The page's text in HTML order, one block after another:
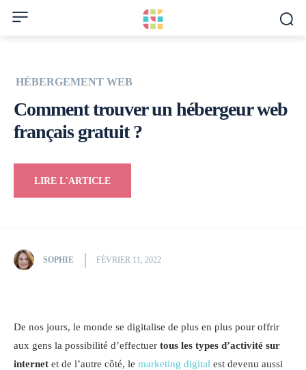
HÉBERGEMENT WEB
Comment trouver un hébergeur web
français gratuit ?
LIRE L'ARTICLE
SOPHIE FÉVRIER 11, 2022
De nos jours, le monde se digitalise de plus en plus pour offrir
aux gens la possibilité d’effectuer tous les types d’activité sur
internet et de l’autre côté, le marketing digital est devenu aussi